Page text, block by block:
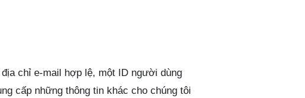
chỉ e-mail hợp lệ, một ID người dùng
cấp những thông tin khác cho chúng tôi